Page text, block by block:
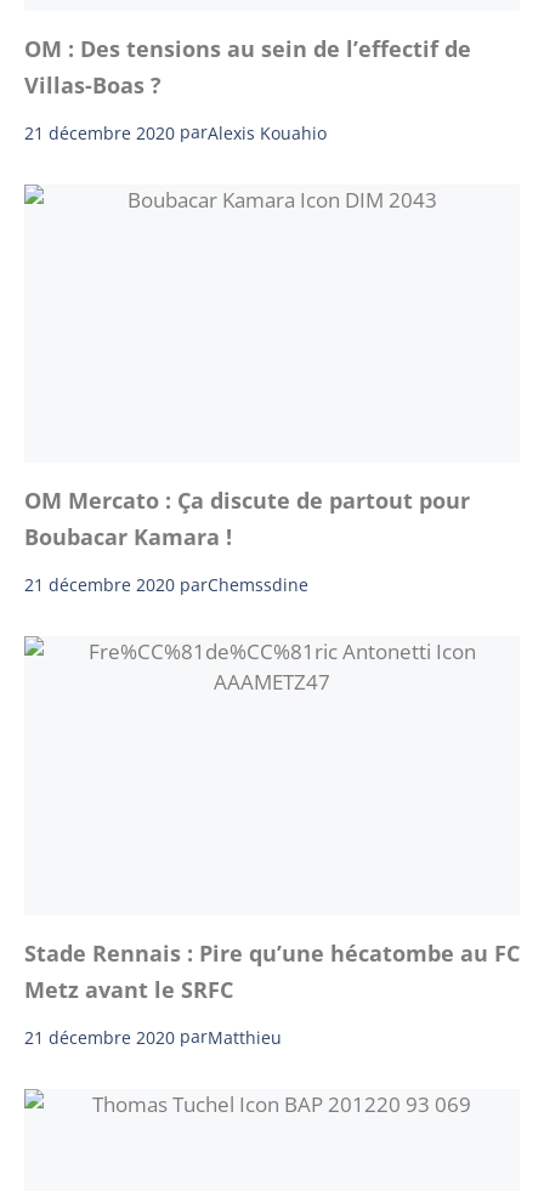
OM : Des tensions au sein de l’effectif de
Villas-Boas ?
21 décembre 2020 parAlexis Kouahio
OM Mercato : Ça discute de partout pour
Boubacar Kamara !
21 décembre 2020 parChemssdine
Stade Rennais : Pire qu’une hécatombe au FC
Metz avant le SRFC
21 décembre 2020 parMatthieu